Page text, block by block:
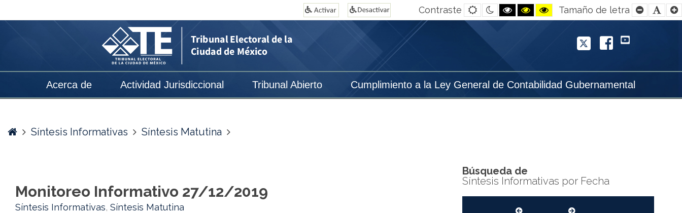
Electoral
Contraste
Default
contrast
Night
contrast
Black
and
Black
and
Yellow
and
contrast
Tamaño de letra
Smaller
FontFont
Acerca de Actividad Jurisdiccional Tribunal Abierto Cumplimiento a la Ley General de Contabilidad Gubernamental
Twitter
Facebook
YouTube
HomeSíntesis Informativas Síntesis Matutina
Monitoreo Informativo 27/12/2019
Síntesis Informativas, Síntesis Matutina
Búsqueda de
Síntesis Informativas por Fecha